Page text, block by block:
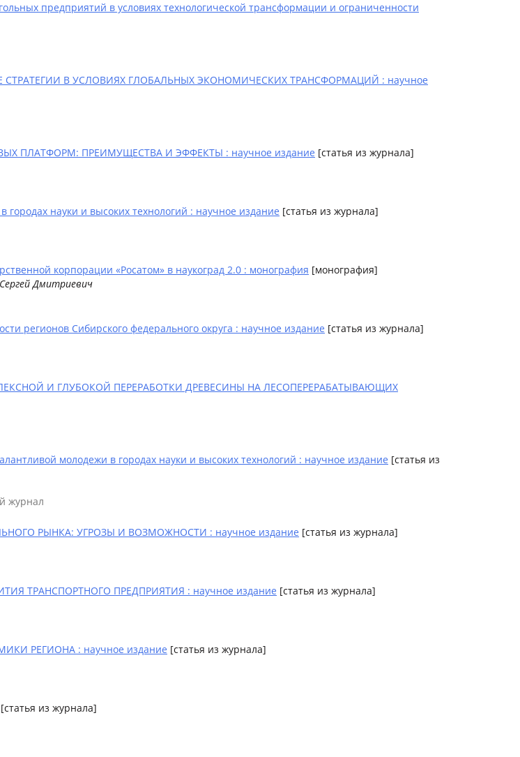
предприятий в условиях технологической трансформации и ограниченности
В УСЛОВИЯХ ГЛОБАЛЬНЫХ ЭКОНОМИЧЕСКИХ ТРАНСФОРМАЦИЙ : научное
ПЛАТФОРМ: ПРЕИМУЩЕСТВА И ЭФФЕКТЫ : научное издание [статья из журнала]
науки и высоких технологий : научное издание [статья из журнала]
корпорации «Росатом» в наукоград 2.0 : монография [монография]
Дмитриевич
регионов Сибирского федерального округа : научное издание [статья из журнала]
И ГЛУБОКОЙ ПЕРЕРАБОТКИ ДРЕВЕСИНЫ НА ЛЕСОПЕРЕРАБАТЫВАЮЩИХ
молодежи в городах науки и высоких технологий : научное издание [статья из
журнал
РЫНКА: УГРОЗЫ И ВОЗМОЖНОСТИ : научное издание [статья из журнала]
ТРАНСПОРТНОГО ПРЕДПРИЯТИЯ : научное издание [статья из журнала]
РЕГИОНА : научное издание [статья из журнала]
[статья из журнала]